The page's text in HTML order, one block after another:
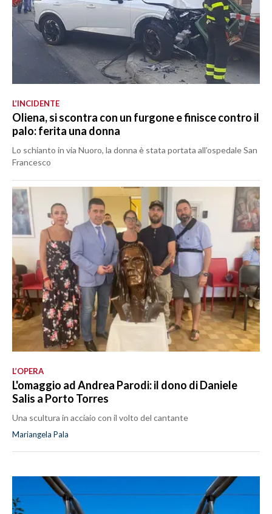
L’INCIDENTE
Oliena, si scontra con un furgone e finisce contro il
palo: ferita una donna
Lo schianto in via Nuoro, la donna è stata portata all’ospedale San
Francesco
L’OPERA
L'omaggio ad Andrea Parodi: il dono di Daniele
Salis a Porto Torres
Una scultura in acciaio con il volto del cantante
Mariangela Pala